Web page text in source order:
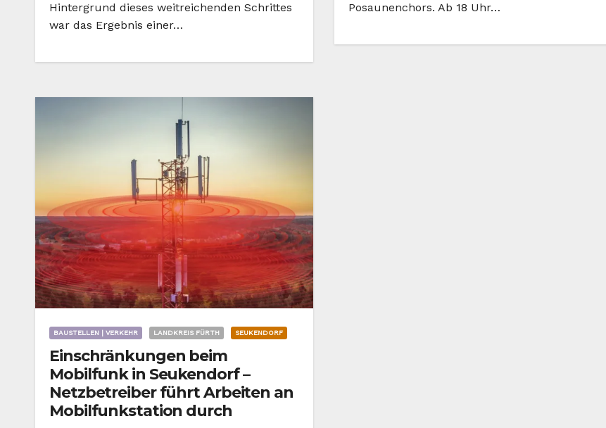
Hintergrund dieses weitreichenden Schrittes
war das Ergebnis einer…
Posaunenchors. Ab 18 Uhr…
BAUSTELLEN | VERKEHR LANDKREIS FÜRTH SEUKENDORF
Einschränkungen beim
Mobilfunk in Seukendorf –
Netzbetreiber führt Arbeiten an
Mobilfunkstation durch